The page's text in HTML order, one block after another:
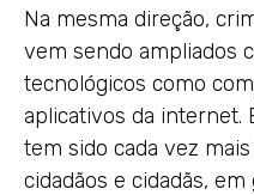
Na mesma direção,
vem sendo ampliados
tecnológicos como
aplicativos da internet.
tem sido cada vez
cidadãos e cidadãs,